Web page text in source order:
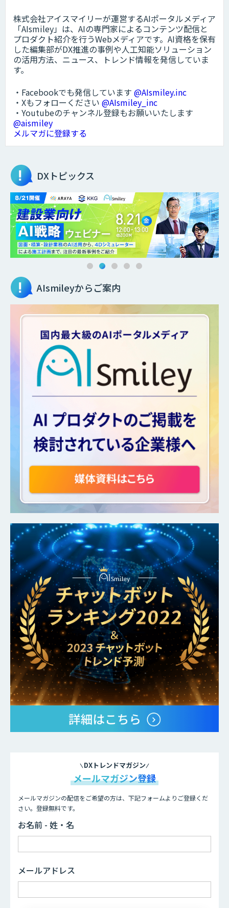
株式会社アイスマイリーが運営するAIポータルメディア
「AIsmiley」は、AIの専門家によるコンテンツ配信と
プロダクト紹介を行うWebメディアです。AI資格を保有
した編集部がDX推進の事例や人工知能ソリューション
の活用方法、ニュース、トレンド情報を発信していま
す。
・Facebookでも発信しています @AIsmiley.inc
・Xもフォローください @AIsmiley_inc
・Youtubeのチャンネル登録もお願いいたします
@aismiley
メルマガに登録する
DXトピックス
AIsmileyからご案内
DXトレンドマガジン
メールマガジン登録
メールマガジンの配信をご希望の方は、下記フォームよりご登録くだ
さい。登録無料です。
お名前 - 姓・名
メールアドレス